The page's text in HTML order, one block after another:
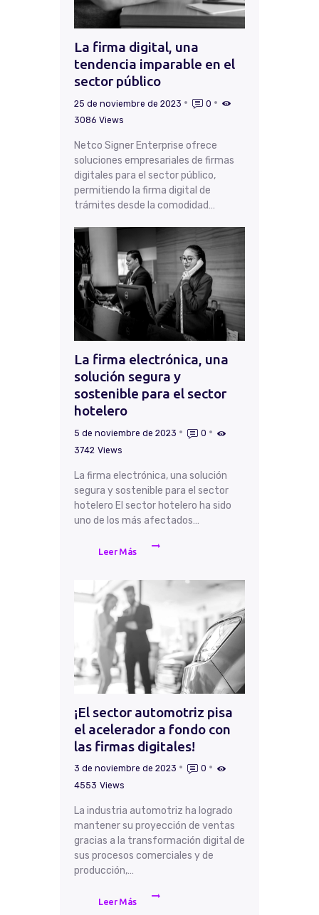
La firma digital, una
tendencia imparable en el
sector público
25 de noviembre de 2023
0
3086 Views
Netco Signer Enterprise ofrece
soluciones empresariales de firmas
digitales para el sector público,
permitiendo la firma digital de
trámites desde la comodidad…
La firma electrónica, una
solución segura y
sostenible para el sector
hotelero
5 de noviembre de 2023
0
3742 Views
La firma electrónica, una solución
segura y sostenible para el sector
hotelero El sector hotelero ha sido
uno de los más afectados…
Leer Más
¡El sector automotriz pisa
el acelerador a fondo con
las firmas digitales!
3 de noviembre de 2023
0
4553 Views
La industria automotriz ha logrado
mantener su proyección de ventas
gracias a la transformación digital de
sus procesos comerciales y de
producción,…
Leer Más